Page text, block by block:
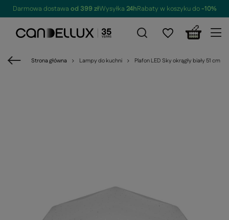
Darmowa dostawa od 399 złWysyłka 24hRabaty w koszyku do-10%
Strona główna Lampy do kuchni Plafon LED Sky okrągły biały 51 cm